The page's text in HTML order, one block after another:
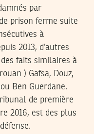
par
prison ferme suite
à
2013, d’autres
faits similaires à
) Gafsa, Douz,
Ben Guerdane.
de première
2016, est des plus